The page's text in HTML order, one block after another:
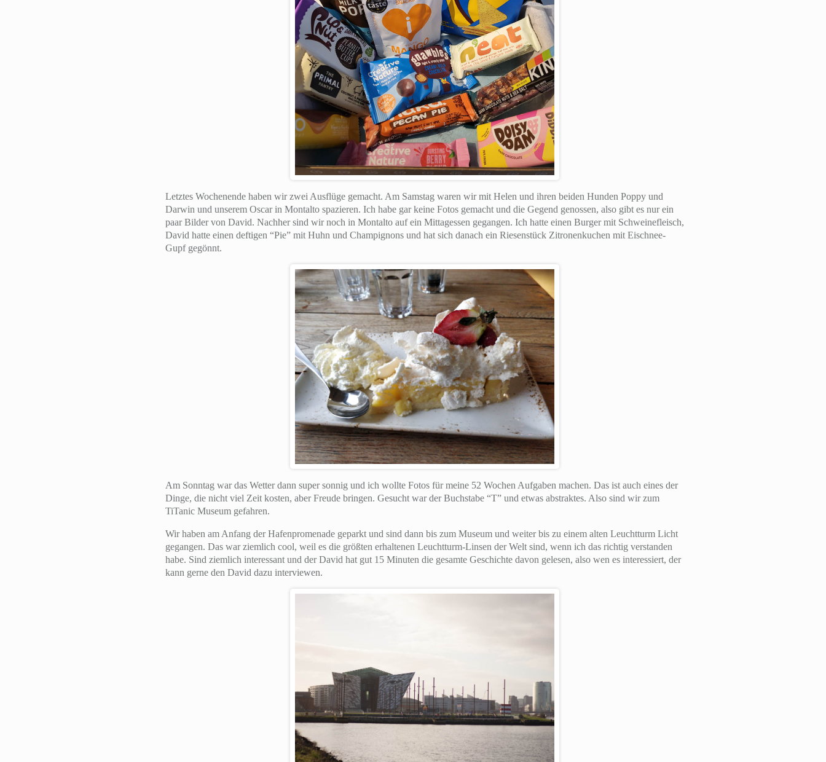
Letztes Wochenende haben wir zwei Ausflüge gemacht. Am Samstag waren wir mit Helen und ihren beiden Hunden Poppy und
Darwin und unserem Oscar in Montalto spazieren. Ich habe gar keine Fotos gemacht und die Gegend genossen, also gibt es nur ein
paar Bilder von David. Nachher sind wir noch in Montalto auf ein Mittagessen gegangen. Ich hatte einen Burger mit Schweinefleisch,
David hatte einen deftigen “Pie” mit Huhn und Champignons und hat sich danach ein Riesenstück Zitronenkuchen mit Eischnee-
Gupf gegönnt.
Am Sonntag war das Wetter dann super sonnig und ich wollte Fotos für meine 52 Wochen Aufgaben machen. Das ist auch eines der
Dinge, die nicht viel Zeit kosten, aber Freude bringen. Gesucht war der Buchstabe “T” und etwas abstraktes. Also sind wir zum
TiTanic Museum gefahren.
Wir haben am Anfang der Hafenpromenade geparkt und sind dann bis zum Museum und weiter bis zu einem alten Leuchtturm Licht
gegangen. Das war ziemlich cool, weil es die größten erhaltenen Leuchtturm-Linsen der Welt sind, wenn ich das richtig verstanden
habe. Sind ziemlich interessant und der David hat gut 15 Minuten die gesamte Geschichte davon gelesen, also wen es interessiert, der
kann gerne den David dazu interviewen.